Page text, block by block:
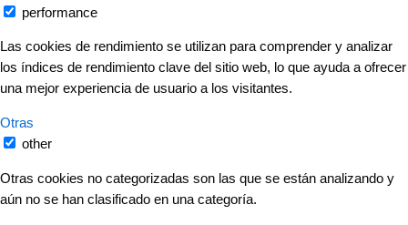
performance
Las cookies de rendimiento se utilizan para comprender y analizar
los índices de rendimiento clave del sitio web, lo que ayuda a ofrecer
una mejor experiencia de usuario a los visitantes.
Otras
other
Otras cookies no categorizadas son las que se están analizando y
aún no se han clasificado en una categoría.